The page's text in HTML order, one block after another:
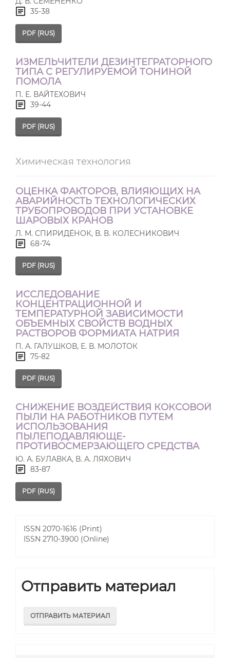
35-38
PDF (RUS)
ИЗМЕЛЬЧИТЕЛИ ДЕЗИНТЕГРАТОРНОГО
ТИПА С РЕГУЛИРУЕМОЙ ТОНИНОЙ
ПОМОЛА
П. Е. ВАЙТЕХОВИЧ
39-44
PDF (RUS)
Химическая технология
ОЦЕНКА ФАКТОРОВ, ВЛИЯЮЩИХ НА
АВАРИЙНОСТЬ ТЕХНОЛОГИЧЕСКИХ
ТРУБОПРОВОДОВ ПРИ УСТАНОВКЕ
ШАРОВЫХ КРАНОВ
Л. М. СПИРИДЁНОК, В. В. КОЛЕСНИКОВИЧ
68-74
PDF (RUS)
ИССЛЕДОВАНИЕ
КОНЦЕНТРАЦИОННОЙ И
ТЕМПЕРАТУРНОЙ ЗАВИСИМОСТИ
ОБЪЕМНЫХ СВОЙСТВ ВОДНЫХ
РАСТВОРОВ ФОРМИАТА НАТРИЯ
П. А. ГАЛУШКОВ, Е. В. МОЛОТОК
75-82
PDF (RUS)
СНИЖЕНИЕ ВОЗДЕЙСТВИЯ КОКСОВОЙ
ПЫЛИ НА РАБОТНИКОВ ПУТЕМ
ИСПОЛЬЗОВАНИЯ
ПЫЛЕПОДАВЛЯЮЩЕ-
ПРОТИВОСМЕРЗАЮЩЕГО СРЕДСТВА
Ю. А. БУЛАВКА, В. А. ЛЯХОВИЧ
83-87
PDF (RUS)
ISSN 2070-1616 (Print)
ISSN 2710-3900 (Online)
Отправить материал
ОТПРАВИТЬ МАТЕРИАЛ